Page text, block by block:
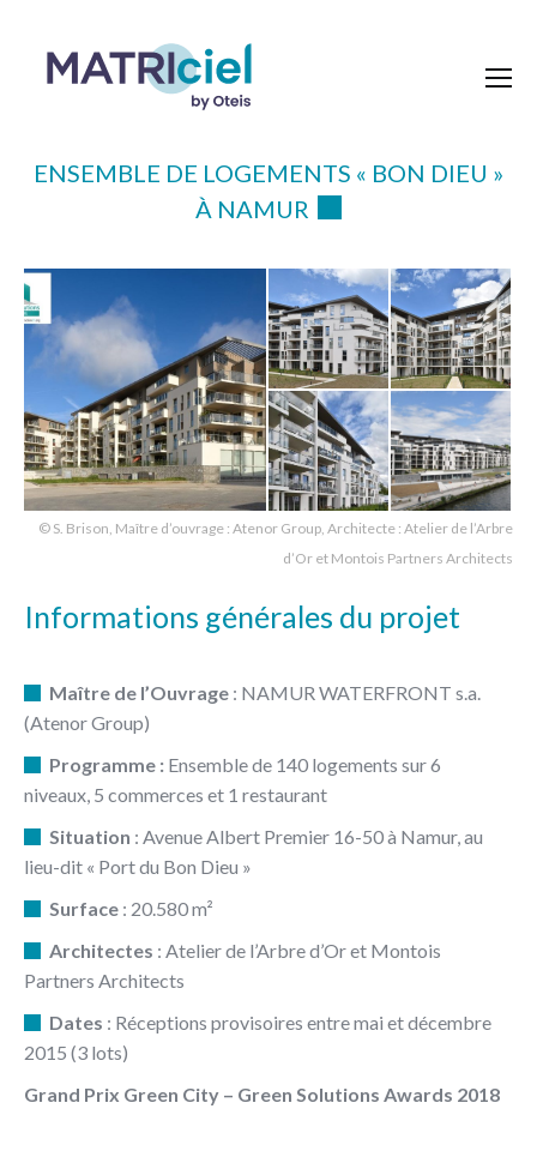
ENSEMBLE DE LOGEMENTS « BON DIEU »
À NAMUR
© S. Brison, Maître d’ouvrage : Atenor Group, Architecte : Atelier de l’Arbre
d’Or et Montois Partners Architects
Informations générales du projet
Maître de l’Ouvrage : NAMUR WATERFRONT s.a.
(Atenor Group)
Programme : Ensemble de 140 logements sur 6
niveaux, 5 commerces et 1 restaurant
Situation : Avenue Albert Premier 16-50 à Namur, au
lieu-dit « Port du Bon Dieu »
Surface : 20.580 m²
Architectes : Atelier de l’Arbre d’Or et Montois
Partners Architects
Dates : Réceptions provisoires entre mai et décembre
2015 (3 lots)
Grand Prix Green City – Green Solutions Awards 2018